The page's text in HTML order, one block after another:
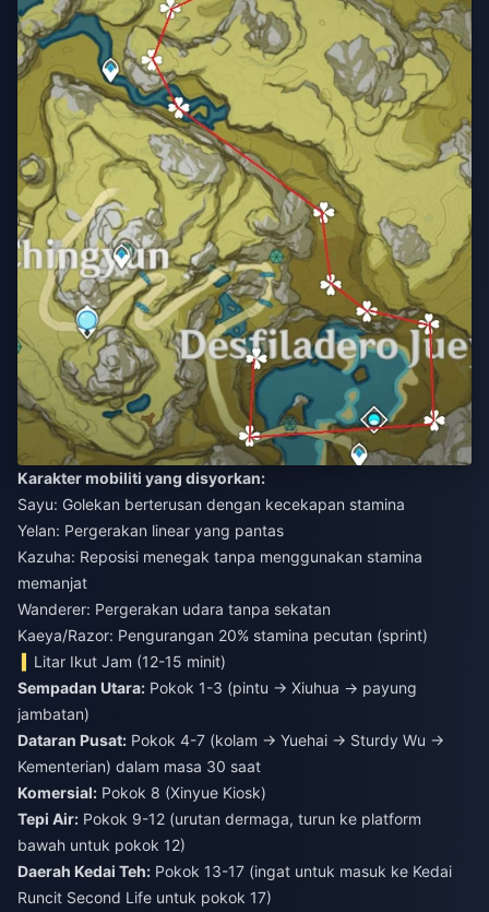
Karakter mobiliti yang disyorkan:
Sayu: Golekan berterusan dengan kecekapan stamina
Yelan: Pergerakan linear yang pantas
Kazuha: Reposisi menegak tanpa menggunakan stamina
memanjat
Wanderer: Pergerakan udara tanpa sekatan
Kaeya/Razor: Pengurangan 20% stamina pecutan (sprint)
Litar Ikut Jam (12-15 minit)
Sempadan Utara: Pokok 1-3 (pintu → Xiuhua → payung
jambatan)
Dataran Pusat: Pokok 4-7 (kolam → Yuehai → Sturdy Wu →
Kementerian) dalam masa 30 saat
Komersial: Pokok 8 (Xinyue Kiosk)
Tepi Air: Pokok 9-12 (urutan dermaga, turun ke platform
bawah untuk pokok 12)
Daerah Kedai Teh: Pokok 13-17 (ingat untuk masuk ke Kedai
Runcit Second Life untuk pokok 17)